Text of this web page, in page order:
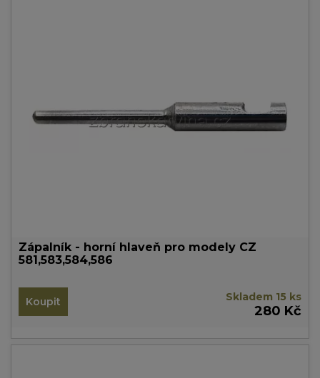
Zápalník - horní hlaveň pro modely CZ
581,583,584,586
Koupit Skladem 15 ks
280 Kč